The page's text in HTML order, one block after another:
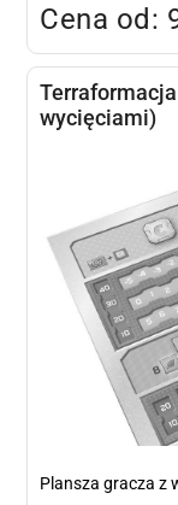
Cena od:
wycięciami)
Plansza gracza z